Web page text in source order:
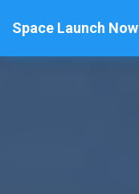
Space Launch Now